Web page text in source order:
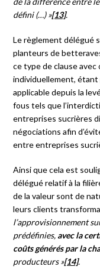
défini (…) »[13].
Le règlement délégué
planteurs de
ce type de clause
individuellement, étant
applicable depuis la
fous tels que
entreprises sucrières
négociations afin
entre entreprises
Ainsi que cela est
délégué relatif à la
de la valeur sont de
leurs clients
l’approvisionnement
prédéfinies, avec la
coûts générés par la
producteurs »[14].